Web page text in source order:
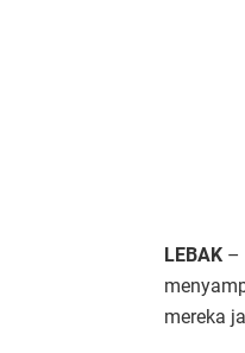
LEBAK –
mereka